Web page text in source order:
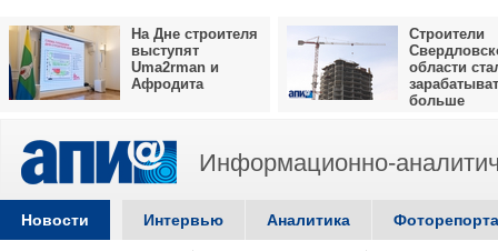
На Дне строителя
выступят
Uma2rman и
Афродита
Строители
области
больше
Информационно-
Новости Интервью Аналитика